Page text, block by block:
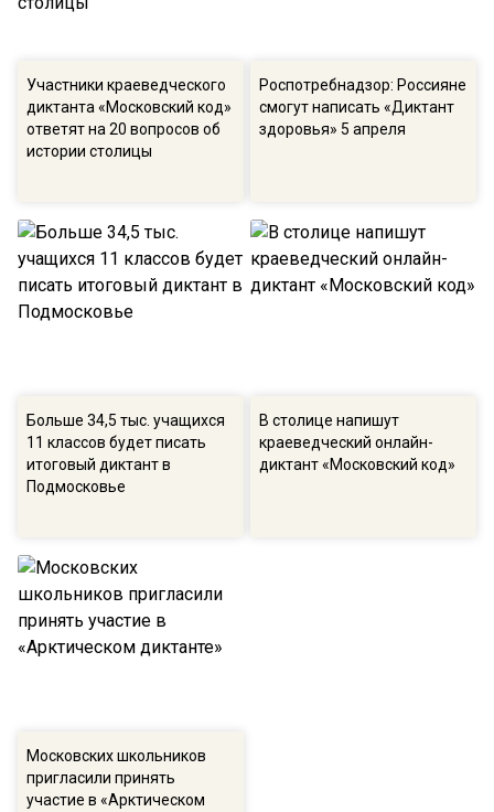
Участники краеведческого
диктанта «Московский код»
ответят на 20 вопросов об
истории столицы
Роспотребнадзор: Россияне
смогут написать «Диктант
здоровья» 5 апреля
Больше 34,5 тыс. учащихся
11 классов будет писать
итоговый диктант в
Подмосковье
В столице напишут
краеведческий онлайн-
диктант «Московский код»
Московских школьников
пригласили принять
участие в «Арктическом